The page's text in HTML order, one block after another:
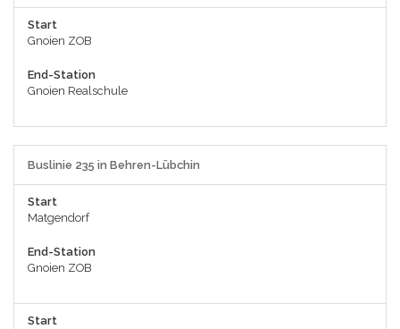
Start
Gnoien ZOB
End-Station
Gnoien Realschule
Buslinie 235 in Behren-Lübchin
Start
Matgendorf
End-Station
Gnoien ZOB
Start